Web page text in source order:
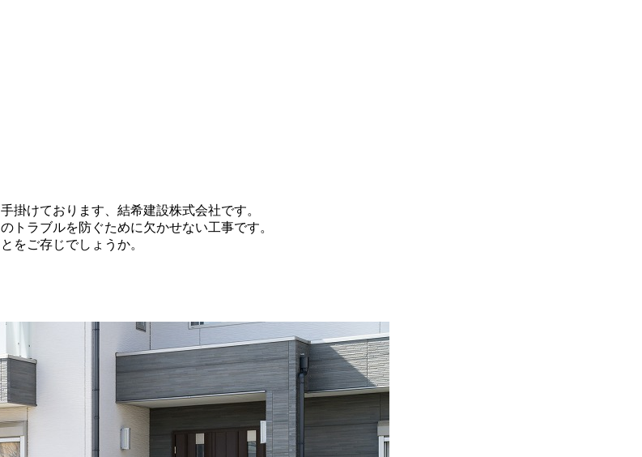
掛けております、結希建設株式会社です。
トラブルを防ぐために欠かせない工事です。
をご存じでしょうか。